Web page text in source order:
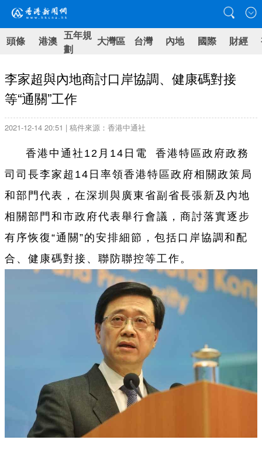
頭條 港澳 五年規
劃
大灣區 台灣 內地 國際 財經
李家超與內地商討口岸協調、健康碼對接
等“通關”工作
2021-12-14 20:51 | 稿件來源：香港中通社
香港中通社12月14日電 香港特區政府政務
司司長李家超14日率領香港特區政府相關政策局
和部門代表，在深圳與廣東省副省長張新及內地
相關部門和市政府代表舉行會議，商討落實逐步
有序恢復“通關”的安排細節，包括口岸協調和配
合、健康碼對接、聯防聯控等工作。